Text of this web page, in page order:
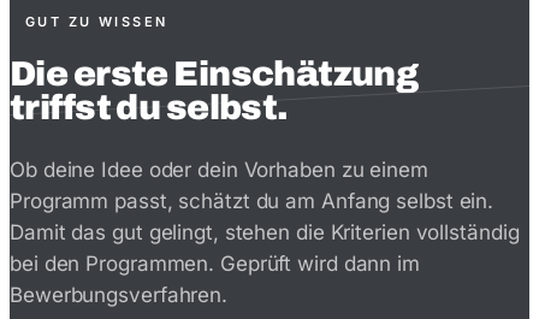
GUT ZU WISSEN
Die erste Einschätzung
triffst du selbst.
Ob deine Idee oder dein Vorhaben zu einem
Programm passt, schätzt du am Anfang selbst ein.
Damit das gut gelingt, stehen die Kriterien vollständig
bei den Programmen. Geprüft wird dann im
Bewerbungsverfahren.